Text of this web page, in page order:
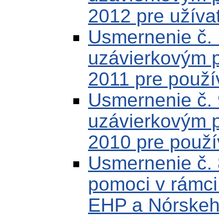
2012 pre
Usmernenie
uzávierkovým
2011 pre
Usmernenie
uzávierkovým
2010 pre
Usmernenie
pomoci v
EHP a